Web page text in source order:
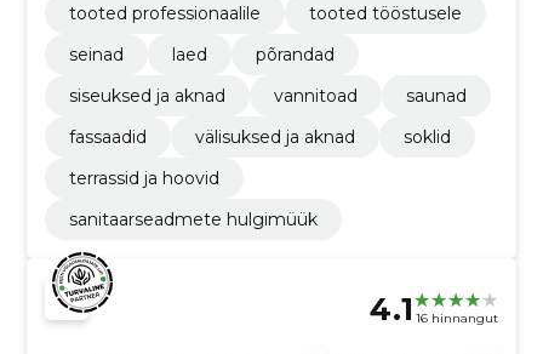
tooted professionaalile
tooted tööstusele
seinad
laed
põrandad
siseuksed ja aknad
vannitoad
saunad
fassaadid
välisuksed ja aknad
soklid
terrassid ja hoovid
sanitaarseadmete hulgimüük
4.1 16 hinnangut